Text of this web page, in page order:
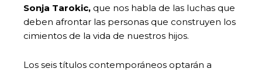
Sonja Tarokic, que nos habla de las luchas que
deben afrontar las personas que construyen los
cimientos de la vida de nuestros hijos.
Los seis títulos contemporáneos optarán a